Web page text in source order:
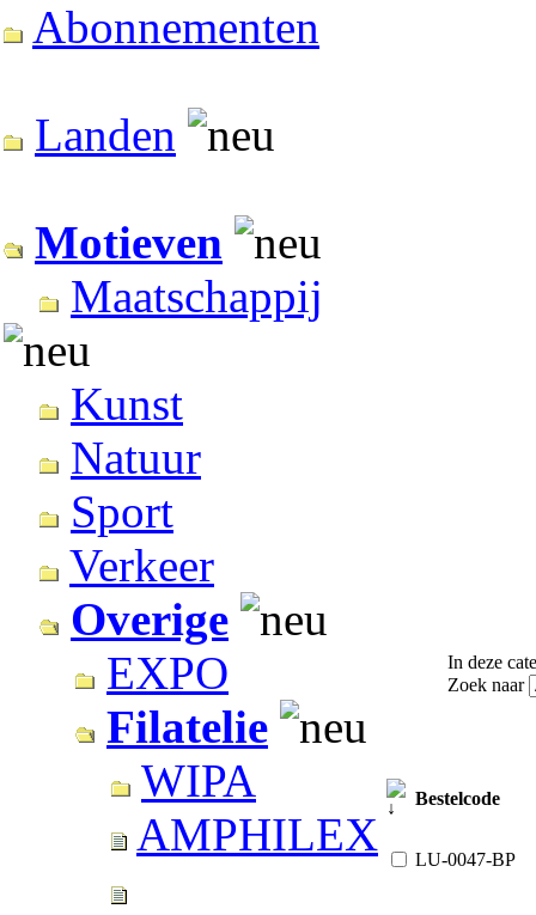
Abonnementen
Landen
Motieven
Maatschappij
Kunst
Natuur
Sport
Verkeer
Overige
EXPO
Filatelie
WIPA
AMPHILEX
In deze
Zoek naar
Bestelcode
LU-0047-BP